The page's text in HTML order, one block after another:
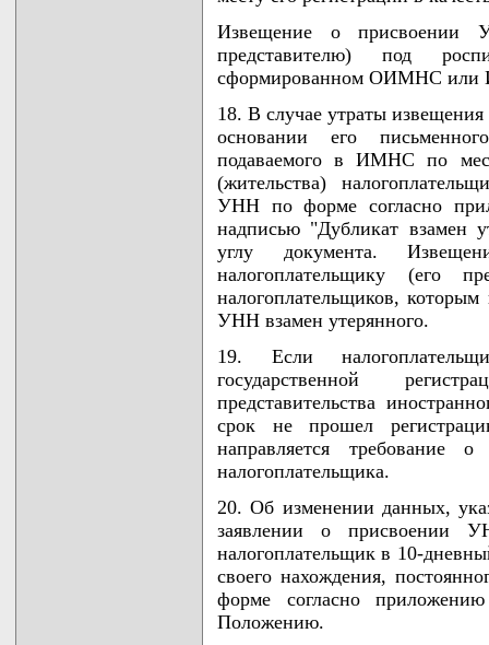
Извещение о присвоении
представителю) под
сформированном ОИМНС или
18. В случае утраты
основании его
подаваемого в ИМНС по
(жительства)
УНН по форме согласно
надписью "Дубликат взамен
углу документа.
налогоплательщику (его
налогоплательщиков,
УНН взамен утерянного.
19. Если
государственной
представительства
срок не прошел
направляется требование
налогоплательщика.
20. Об изменении данных,
заявлении о присвоении
налогоплательщик в 10-
своего нахождения,
форме согласно
Положению.